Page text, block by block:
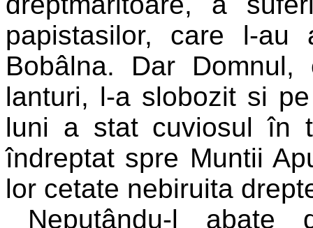
papistasilor, care l-
Bobâlna. Dar
lanturi, l-a slobozit si
luni a stat cuviosul în
îndreptat spre Muntii
lor cetate nebiruita
Neputându-l